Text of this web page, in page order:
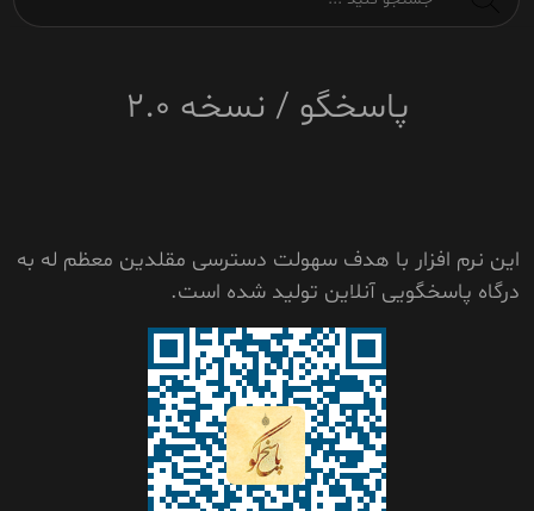
پاسخگو / نسخه 2.0
این نرم افزار با هدف سهولت دسترسی مقلدین معظم له به
درگاه پاسخگویی آنلاین تولید شده است.